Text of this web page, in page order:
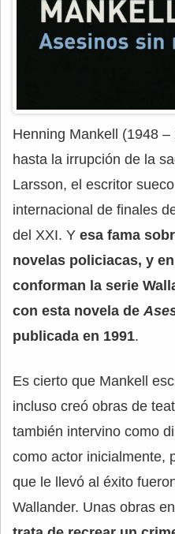
Henning Mankell (1948
hasta la irrupción de la
Larsson, el escritor
internacional de finales
del XXI. Y esa fama
novelas policiacas, y
conforman la serie
con esta novela de
publicada en 1991.
Es cierto que Mankell
incluso creó obras de
también intervino como
como actor inicialmente,
que le llevó al éxito
Wallander. Unas obras